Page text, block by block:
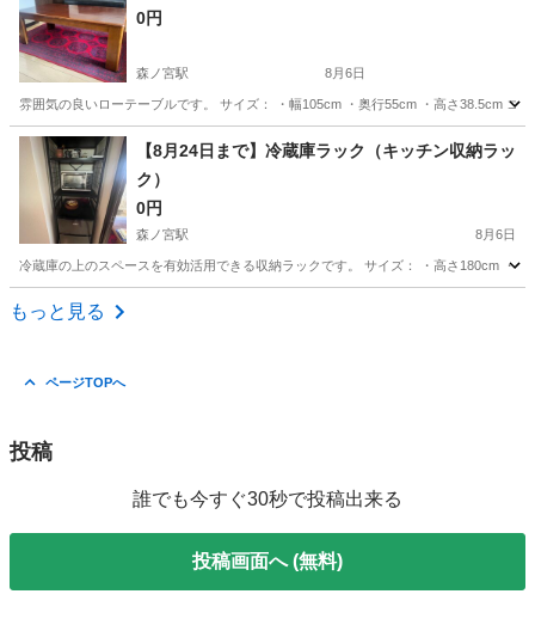
0円
森ノ宮駅 8月6日
雰囲気の良いローテーブルです。 サイズ： ・幅105cm ・奥行55cm ・高さ38.5cm コ
大阪 大阪市 森ノ宮駅 テーブル ロー
【8月24日まで】冷蔵庫ラック（キッチン収納ラッ
ク）
0円
森ノ宮駅 8月6日
冷蔵庫の上のスペースを有効活用できる収納ラックです。 サイズ： ・高さ180cm ・
大阪 大阪市
もっと見る
ページTOPへ
投稿
誰でも今すぐ30秒で投稿出来る
投稿画面へ (無料)